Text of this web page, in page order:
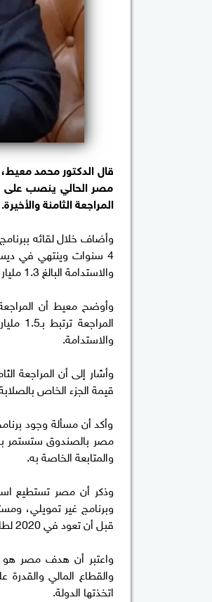
قال الدكتور محمد معيط،
مصر الحالي ينصب على
المراجعة الثامنة والأخيرة.
وأضاف خلال لقائه
والاستدامة البالغ 1.3 مليار دولار بدأ ويستمر مع البرنامج الحالي.
وأوضح معيط أن
والاستدامة.
قيمة الجزء الخاص بالصلابة والاستدامة قد تكون 136 أو
وأكد أن مسألة وجود
مصر بالصندوق ستستمر
والمتابعة الخاصة به.
وذكر أن مصر تستطيع
قبل أن تعود في 2020 لطلب تمويل مع أزمة كورونا وإغلاق قطاعات السياحة والتصدير وغيرها.
واعتبر أن هدف مصر هو
والقطاع المالي
اتخذتها الدولة.